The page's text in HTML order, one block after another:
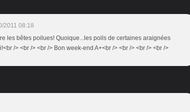
2011 08:18
les bêtes poilues! Quoique...les poils de certaines araignées
/> <br /> <br /> Bon week-end A+<br /> <br /> <br /> <br />